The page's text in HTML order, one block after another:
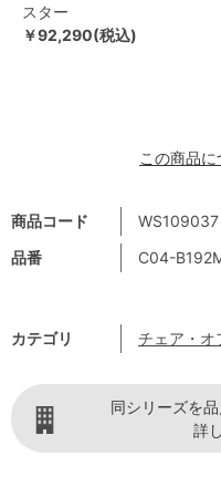
商品コード
WS109037
品番
C04-
カテゴリ チェア・オ
スター
￥92,290(税込)
この商品
同シリーズを
詳